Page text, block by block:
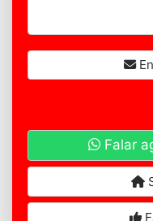
Falar